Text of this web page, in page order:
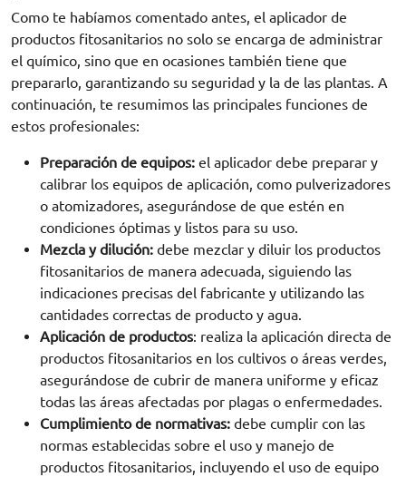
Como te habíamos comentado antes, el aplicador de
productos fitosanitarios no solo se encarga de administrar
el químico, sino que en ocasiones también tiene que
prepararlo, garantizando su seguridad y la de las plantas. A
continuación, te resumimos las principales funciones de
estos profesionales:
Preparación de equipos: el aplicador debe preparar y
calibrar los equipos de aplicación, como pulverizadores
o atomizadores, asegurándose de que estén en
condiciones óptimas y listos para su uso.
Mezcla y dilución: debe mezclar y diluir los productos
fitosanitarios de manera adecuada, siguiendo las
indicaciones precisas del fabricante y utilizando las
cantidades correctas de producto y agua.
Aplicación de productos: realiza la aplicación directa de
productos fitosanitarios en los cultivos o áreas verdes,
asegurándose de cubrir de manera uniforme y eficaz
todas las áreas afectadas por plagas o enfermedades.
Cumplimiento de normativas: debe cumplir con las
normas establecidas sobre el uso y manejo de
productos fitosanitarios, incluyendo el uso de equipo